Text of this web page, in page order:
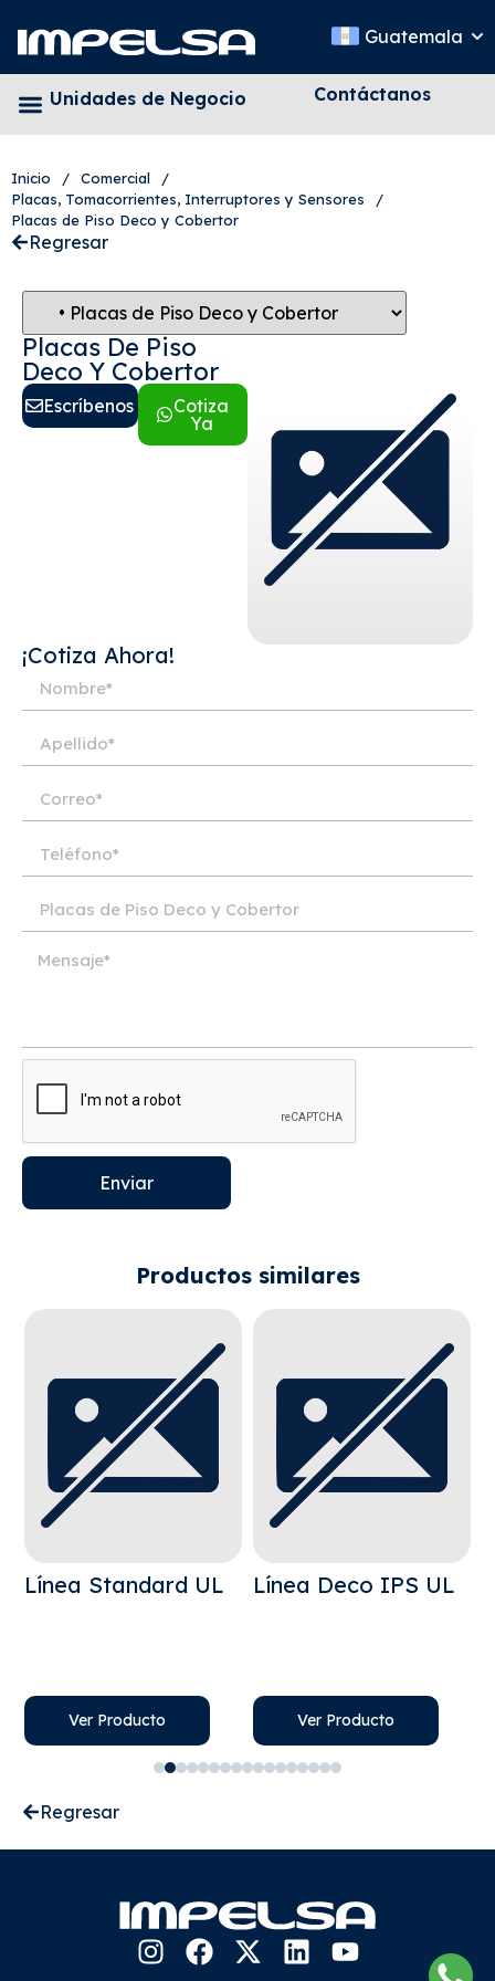
Guatemala
Unidades de Negocio Contáctanos
Inicio / Comercial
/
Placas, Tomacorrientes, Interruptores y Sensores
/
Placas de Piso Deco y Cobertor
Regresar
Placas De Piso
Deco Y Cobertor
Escríbenos
Cotiza
Ya
¡Cotiza Ahora!
Enviar
Productos similares
Línea Standard UL
Ver Producto
Línea Deco IPS UL
Ver Producto
Regresar